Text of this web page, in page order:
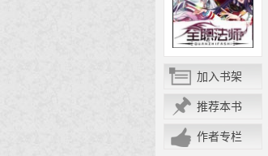
加入书架
推荐本书
作者专栏